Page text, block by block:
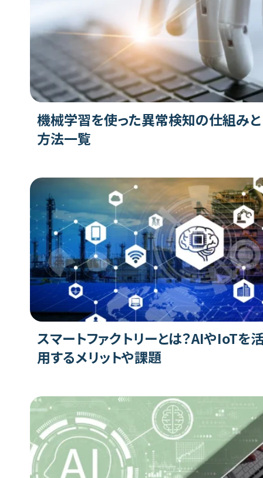
機械学習を使った異常検知の仕組みと
方法一覧
スマートファクトリーとは？AIやIoTを
用するメリットや課題